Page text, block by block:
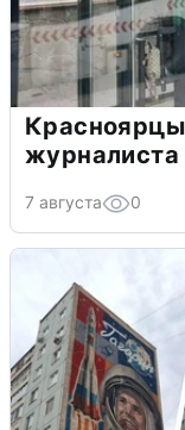
Красноярцы
7 августа 0